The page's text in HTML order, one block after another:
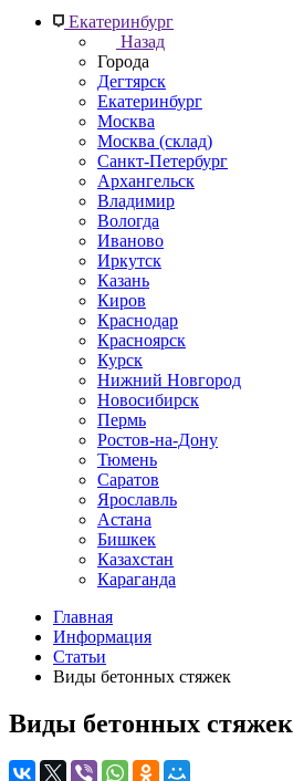
Екатеринбург
Назад
Города
Дегтярск
Екатеринбург
Москва
Москва (склад)
Санкт-Петербург
Архангельск
Владимир
Вологда
Иваново
Иркутск
Казань
Киров
Краснодар
Красноярск
Курск
Нижний Новгород
Новосибирск
Пермь
Ростов-на-Дону
Тюмень
Саратов
Ярославль
Астана
Бишкек
Казахстан
Караганда
Главная
Информация
Статьи
Виды бетонных стяжек
Виды бетонных стяжек